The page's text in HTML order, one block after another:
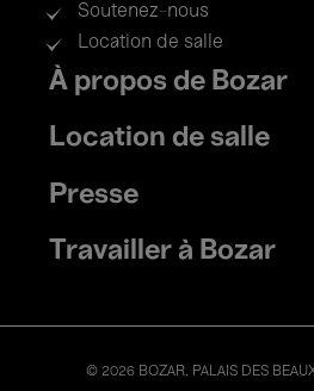
Soutenez-nous
Location de salle
Footer
menu
À propos de Bozar
Location de salle
Presse
Travailler à Bozar
© 2026 BOZAR. PALAIS DES